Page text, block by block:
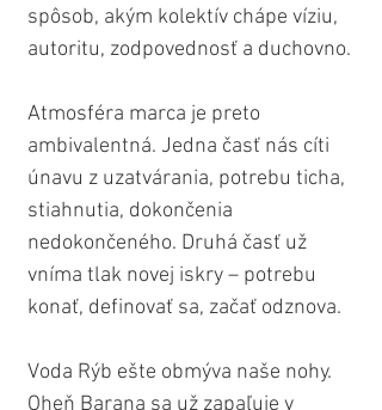
spôsob, akým kolektív chápe víziu,
autoritu, zodpovednosť a duchovno.
Atmosféra marca je preto
ambivalentná. Jedna časť nás cíti
únavu z uzatvárania, potrebu ticha,
stiahnutia, dokončenia
nedokončeného. Druhá časť už
vníma tlak novej iskry – potrebu
konať, definovať sa, začať odznova.
Voda Rýb ešte obmýva naše nohy.
Oheň Barana sa už zapaľuje v